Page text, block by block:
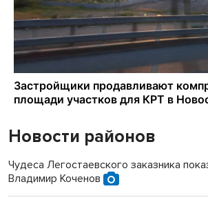
Новости районов
Чудеса Легостаевского заказника
Владимир Коченов